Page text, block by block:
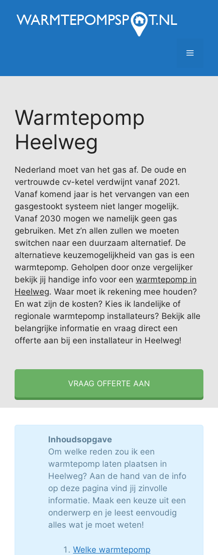
naar
Menu
Warmtepomp
Heelweg
Nederland moet van het gas af. De oude en
vertrouwde cv-ketel verdwijnt vanaf 2021.
Vanaf komend jaar is het vervangen van een
gasgestookt systeem niet langer mogelijk.
Vanaf 2030 mogen we namelijk geen gas
gebruiken. Met z’n allen zullen we moeten
switchen naar een duurzaam alternatief. De
alternatieve keuzemogelijkheid van gas is een
warmtepomp. Geholpen door onze vergelijker
bekijk jij handige info voor een warmtepomp in
Heelweg. Waar moet ik rekening mee houden?
En wat zijn de kosten? Kies ik landelijke of
regionale warmtepomp installateurs? Bekijk alle
belangrijke informatie en vraag direct een
offerte aan bij een installateur in Heelweg!
VRAAG OFFERTE AAN
Inhoudsopgave
Om welke reden zou ik een
warmtepomp laten plaatsen in
Heelweg? Aan de hand van de info
op deze pagina vind jij zinvolle
informatie. Maak een keuze uit een
onderwerp en je leest eenvoudig
alles wat je moet weten!
Welke warmtepomp